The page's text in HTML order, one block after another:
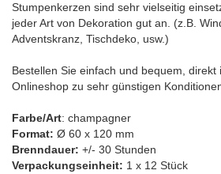
Stumpenkerzen sind sehr vielseitig
jeder Art von Dekoration gut an. (z.B.
Adventskranz, Tischdeko, usw.)
Bestellen Sie einfach und bequem, direkt
Onlineshop zu sehr günstigen
Farbe/Art: champagner
Format: Ø 60 x 120 mm
Brenndauer: +/- 30 Stunden
Verpackungseinheit: 1 x 12 Stück